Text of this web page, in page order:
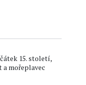
15. století,
mořeplavec